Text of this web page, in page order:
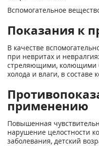
Вспомогательное
Показания к
В качестве
при невритах и
стреляющими, колющими
холода и влаги, в составе
применению
Повышенная
нарушение целостности
заболевания, детский